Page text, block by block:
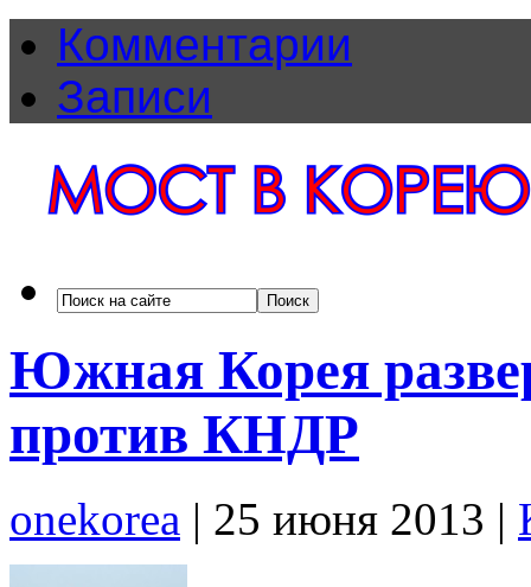
Комментарии
Записи
Южная Корея
против КНДР
onekorea | 25 июня 2013 |